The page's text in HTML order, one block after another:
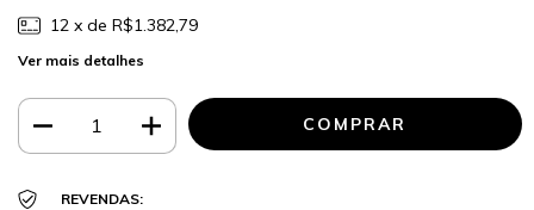
12 x de R$1.382,79
Ver mais detalhes
REVENDAS: